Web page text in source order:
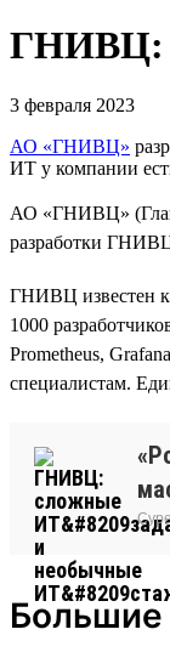
ГНИВЦ:
3 февраля 2023
АО «ГНИВЦ»
ИТ у компании
АО «ГНИВЦ»
разработки
ГНИВЦ известен
1000
Prometheus,
специалистам.
Большие